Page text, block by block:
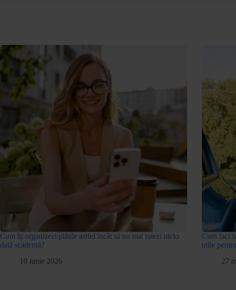
Cum îți organizezi plățile astfel încât să nu mai ratezi nicio
dată scadentă?
10 iunie 2026
Cum faci
utile
27